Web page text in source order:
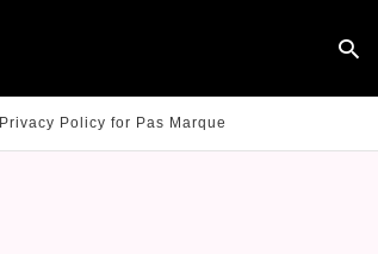
Privacy Policy for Pas Marque